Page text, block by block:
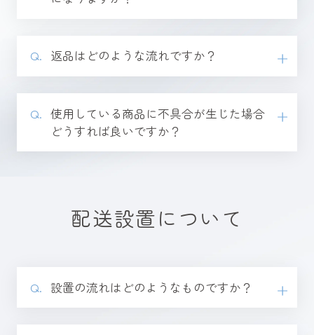
返品はどのような流れですか？
使用している商品に不具合が生じた場合
どうすれば良いですか？
配送設置について
設置の流れはどのようなものですか？